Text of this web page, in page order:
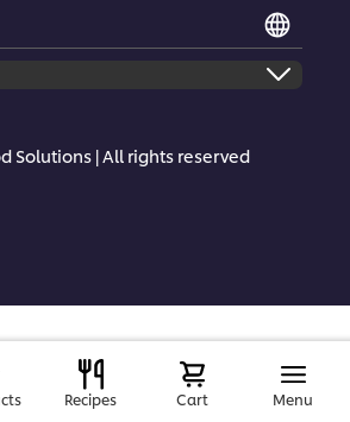
Solutions | All rights reserved
Recipes Cart Menu